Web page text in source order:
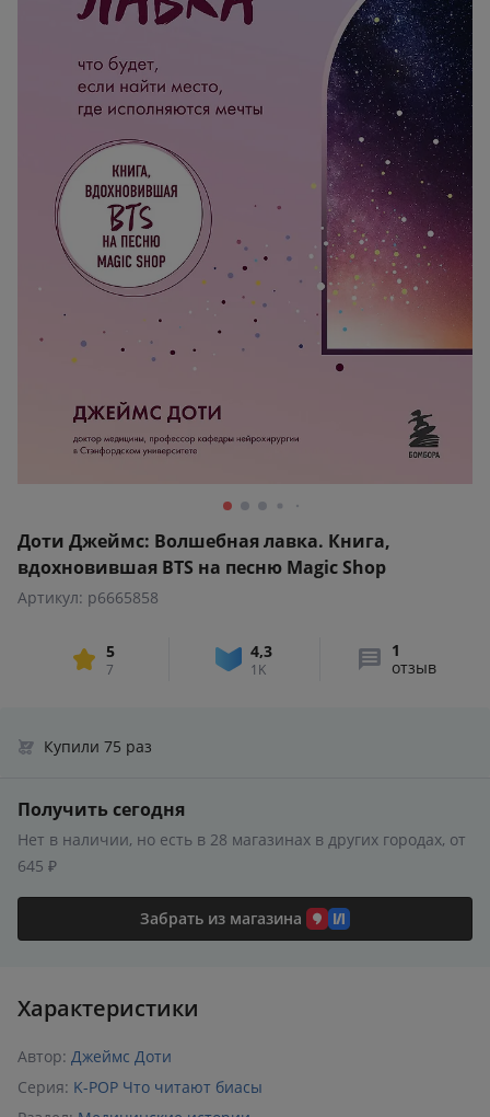
Доти Джеймс: Волшебная лавка. Книга,
вдохновившая BTS на песню Magic Shop
Артикул: p6665858
5
7
4,3
1K
1
отзыв
Купили 75 раз
Получить сегодня
Нет в наличии, но есть в 28 магазинах в других городах, от
645 ₽
Забрать из магазина
Характеристики
Автор: Джеймс Доти
Серия: K-POP Что читают биасы